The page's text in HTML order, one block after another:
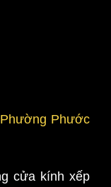
Phước
cửa kính xếp